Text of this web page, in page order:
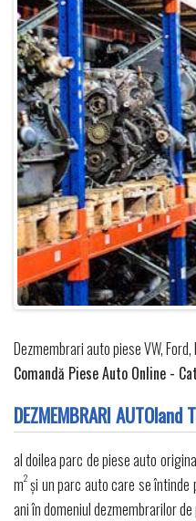
Dezmembrari auto piese VW,
Comandă Piese Auto Online -
DEZMEMBRARI AUTOland
al doilea parc de piese auto
m2și un parc auto care se
ani în domeniul dezmembrarilor